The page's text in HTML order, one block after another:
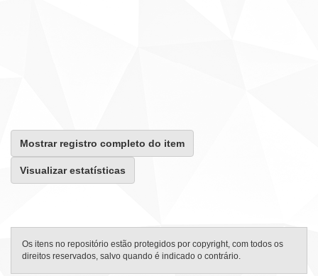
Mostrar registro completo do item
Visualizar estatísticas
Os itens no repositório estão protegidos por copyright, com todos os
direitos reservados, salvo quando é indicado o contrário.